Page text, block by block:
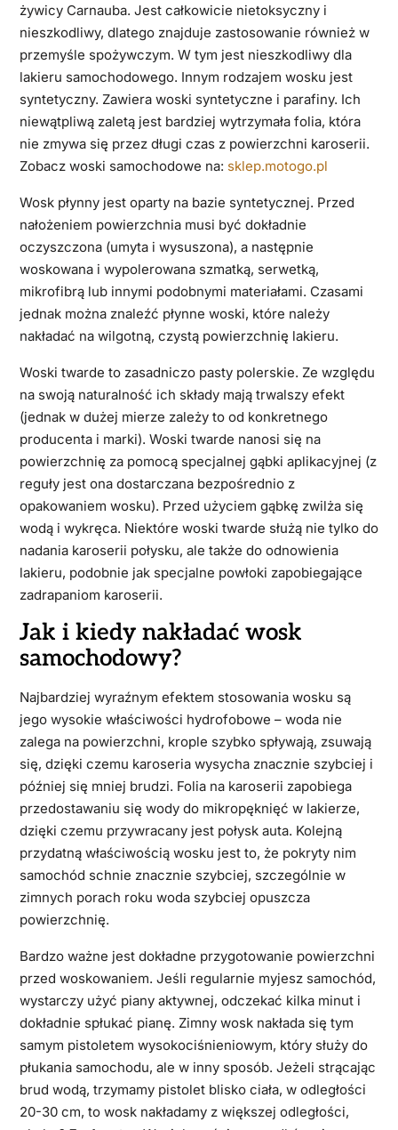
żywicy Carnauba. Jest całkowicie nietoksyczny i
nieszkodliwy, dlatego znajduje zastosowanie również w
przemyśle spożywczym. W tym jest nieszkodliwy dla
lakieru samochodowego. Innym rodzajem wosku jest
syntetyczny. Zawiera woski syntetyczne i parafiny. Ich
niewątpliwą zaletą jest bardziej wytrzymała folia, która
nie zmywa się przez długi czas z powierzchni karoserii.
Zobacz woski samochodowe na: sklep.motogo.pl
Wosk płynny jest oparty na bazie syntetycznej. Przed
nałożeniem powierzchnia musi być dokładnie
oczyszczona (umyta i wysuszona), a następnie
woskowana i wypolerowana szmatką, serwetką,
mikrofibrą lub innymi podobnymi materiałami. Czasami
jednak można znaleźć płynne woski, które należy
nakładać na wilgotną, czystą powierzchnię lakieru.
Woski twarde to zasadniczo pasty polerskie. Ze względu
na swoją naturalność ich składy mają trwalszy efekt
(jednak w dużej mierze zależy to od konkretnego
producenta i marki). Woski twarde nanosi się na
powierzchnię za pomocą specjalnej gąbki aplikacyjnej (z
reguły jest ona dostarczana bezpośrednio z
opakowaniem wosku). Przed użyciem gąbkę zwilża się
wodą i wykręca. Niektóre woski twarde służą nie tylko do
nadania karoserii połysku, ale także do odnowienia
lakieru, podobnie jak specjalne powłoki zapobiegające
zadrapaniom karoserii.
Jak i kiedy nakładać wosk
samochodowy?
Najbardziej wyraźnym efektem stosowania wosku są
jego wysokie właściwości hydrofobowe – woda nie
zalega na powierzchni, krople szybko spływają, zsuwają
się, dzięki czemu karoseria wysycha znacznie szybciej i
później się mniej brudzi. Folia na karoserii zapobiega
przedostawaniu się wody do mikropęknięć w lakierze,
dzięki czemu przywracany jest połysk auta. Kolejną
przydatną właściwością wosku jest to, że pokryty nim
samochód schnie znacznie szybciej, szczególnie w
zimnych porach roku woda szybciej opuszcza
powierzchnię.
Bardzo ważne jest dokładne przygotowanie powierzchni
przed woskowaniem. Jeśli regularnie myjesz samochód,
wystarczy użyć piany aktywnej, odczekać kilka minut i
dokładnie spłukać pianę. Zimny wosk nakłada się tym
samym pistoletem wysokociśnieniowym, który służy do
płukania samochodu, ale w inny sposób. Jeżeli strącając
brud wodą, trzymamy pistolet blisko ciała, w odległości
20-30 cm, to wosk nakładamy z większej odległości,